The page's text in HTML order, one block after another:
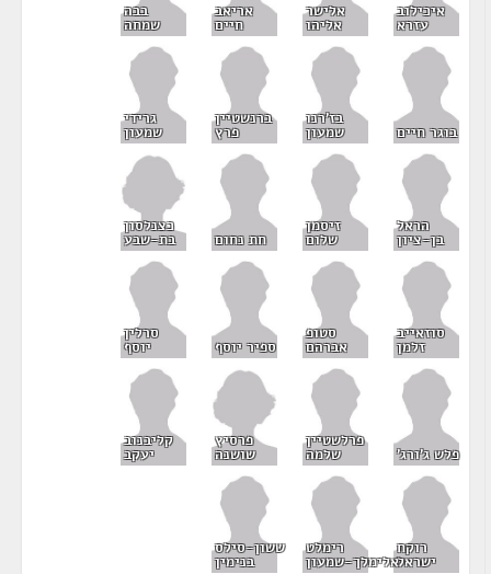
איכילוב
עזרא
אלישר
אליהו
אריאב
חיים
בבה
שמחה
בוגר חיים
בז'רנו
שמעון
ברנשטיין
פרץ
גרידי
שמעון
הראל
בן-ציון
זיסמן
שלום חת נחום
כצנלסון
בת-שבע
סוזאייב
זלמן
סטופ
אברהם ספיר יוסף
סרלין
יוסף
פלש ג'ורג'
פרלשטיין
שלמה
פרסיץ
שושנה
קליבנוב
יעקב
רוקח
ישראל
רימלט
אלימלך-שמעון
ששון-סילס
בנימין